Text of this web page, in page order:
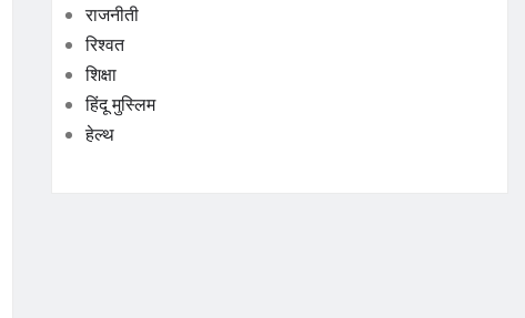
राजनीती
रिश्वत
शिक्षा
हिंदू मुस्लिम
हेल्थ